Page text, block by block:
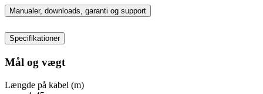
Manualer, downloads, garanti og support
Specifikationer
Mål og vægt
Længde på kabel (m)